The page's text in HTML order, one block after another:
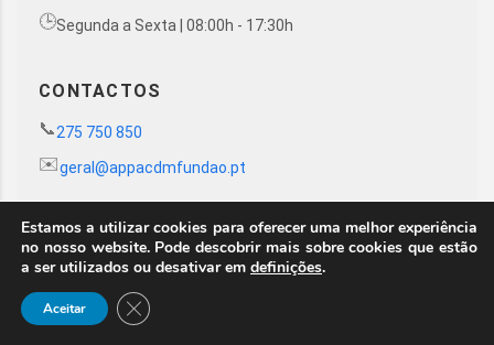
🕒Segunda a Sexta | 08:00h - 17:30h
CONTACTOS
📞275 750 850
✉️geral@appacdmfundao.pt
© 2020 APPACDM Fundão - by
Estamos a utilizar cookies para oferecer uma melhor experiência
no nosso website. Pode descobrir mais sobre cookies que estão
a ser utilizados ou desativar em definições.
Aceitar Close GDPR Cookie Banner